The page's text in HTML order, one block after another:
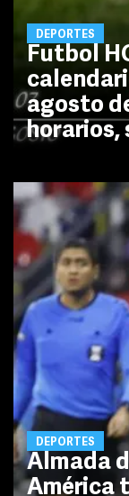
DEPORTES
Futbol
agosto
horarios,
DEPORTES
Almada
América